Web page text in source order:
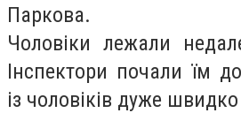
Паркова.
Чоловіки лежали
Інспектори почали їм
із чоловіків дуже